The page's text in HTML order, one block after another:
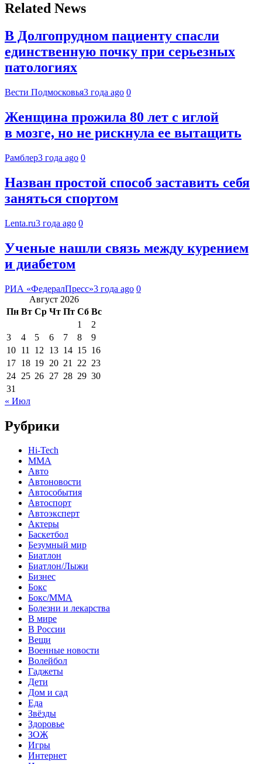
Related News
В Долгопрудном пациенту спасли
единственную почку при серьезных
патологиях
Вести Подмосковья3 года ago 0
Женщина прожила 80 лет с иглой
в мозге, но не рискнула ее вытащить
Рамблер3 года ago 0
Назван простой способ заставить себя
заняться спортом
Lenta.ru3 года ago 0
Ученые нашли связь между курением
и диабетом
РИА «ФедералПресс»3 года ago 0
Август 2026
Пн Вт Ср Чт Пт Сб Вс
1
2
3
4 5 6 7 8
9
10 11 12 13 14 15 16
17 18 19 20 21 22 23
24 25 26 27 28 29 30
31
« Июл
Рубрики
Hi-Tech
MMA
Авто
Автоновости
Автособытия
Автоспорт
Автоэксперт
Актеры
Баскетбол
Безумный мир
Биатлон
Биатлон/Лыжи
Бизнес
Бокс
Бокс/MMA
Болезни и лекарства
В мире
В России
Вещи
Военные новости
Волейбол
Гаджеты
Дети
Дом и сад
Еда
Звёзды
Здоровье
ЗОЖ
Игры
Интернет